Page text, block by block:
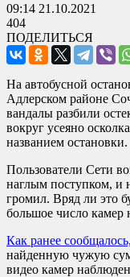
09:14 21.10.2021
404
ПОДЕЛИТЬСЯ
На автобусной
Адлерском районе
вандалы разбили
вокруг усеяно
названием остановки.
Пользователи Сети
наглым поступком, и
громил. Вряд ли это
большое число
Как ранее сообщалось,
найденную чужую
видео камер